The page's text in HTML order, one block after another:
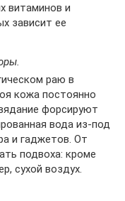
витаминов и
зависит ее
раю в
кожа постоянно
форсируют
вода из-под
и гаджетов. От
подвоха: кроме
сухой воздух.